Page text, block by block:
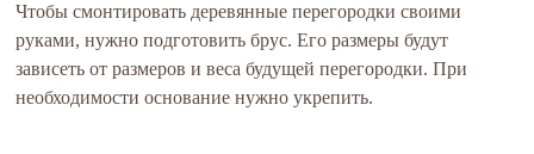
Чтобы смонтировать деревянные перегородки своими
руками, нужно подготовить брус. Его размеры будут
зависеть от размеров и веса будущей перегородки. При
необходимости основание нужно укрепить.